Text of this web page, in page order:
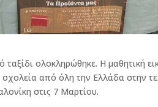
ολοκληρώθηκε. Η μαθητική
από όλη την Ελλάδα στην
στις 7 Μαρτίου.